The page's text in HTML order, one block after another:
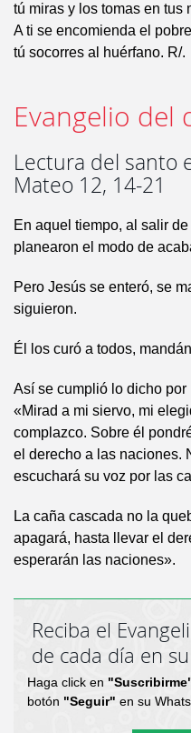
tú miras y los tomas en tus
A ti se encomienda el
tú socorres al huérfano. R/.
Evangelio del
Lectura del santo
Mateo 12, 14-21
En aquel tiempo, al salir
planearon el modo de
Pero Jesús se enteró, se
siguieron.
Él los curó a todos,
Así se cumplió lo dicho
«Mirad a mi siervo, mi
complazco. Sobre él
el derecho a las naciones.
escuchará su voz por las
La caña cascada no la
apagará, hasta llevar el
esperarán las naciones».
Reciba el
de cada día en
Haga click en
botón "Seguir" en su